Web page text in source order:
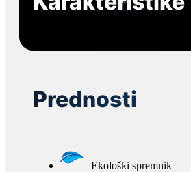
Prednosti
Ekološki spremnik